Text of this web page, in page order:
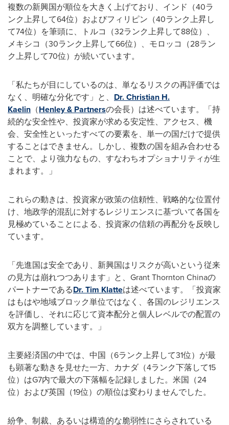
複数の新興国が順位を大きく上げており、インド（40ラ
ンク上昇して64位）およびフィリピン（40ランク上昇し
て74位）を筆頭に、トルコ（32ランク上昇して88位）、
メキシコ（30ランク上昇して66位）、モロッコ（28ラン
ク上昇して70位）が続いています。
「私たちが目にしているのは、単なるリスクの再評価では
なく、明確な分化です」と、 Dr. Christian H.
Kaelin （Henley & Partnersの会長）は述べています。「持
続的な安全性や、投資家が求める安定性、アクセス、機
会、安全性といったすべての要素を、単一の国だけで提供
することはできません。しかし、複数の国を組み合わせる
ことで、より強力なもの、すなわちオプショナリティが生
まれます。」
これらの動きは、投資家が政策の信頼性、戦略的な位置付
け、地政学的混乱に対するレジリエンスに基づいて各国を
見極めていることによる、投資家の信頼の再配分を反映し
ています。
「先進国は安全であり、新興国はリスクが高いという従来
の見方は崩れつつあります」と、Grant Thornton Chinaの
パートナーであるDr. Tim Klatteは述べています。「投資家
はもはや地域ブロック単位ではなく、各国のレジリエンス
を評価し、それに応じて資本配分と個人レベルでの配置の
双方を調整しています。」
主要経済国の中では、中国（6ランク上昇して31位）が最
も顕著な動きを見せた一方、カナダ（4ランク下落して15
位）はG7内で最大の下落幅を記録しました。米国（24
位）および英国（19位）の順位は変わりませんでした。
紛争、制裁、あるいは構造的な脆弱性にさらされている